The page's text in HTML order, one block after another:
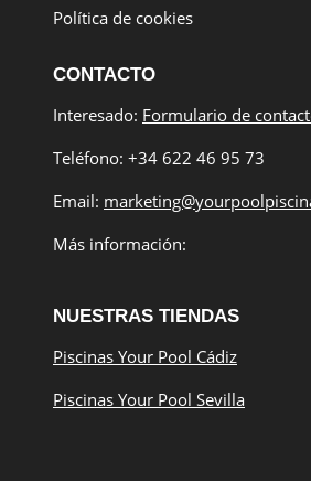
Política de cookies
CONTACTO
Interesado: Formulario de
Teléfono: +34 622 46 95 73
Email:
Más información:
NUESTRAS TIENDAS
Piscinas Your Pool Cádiz
Piscinas Your Pool Sevilla